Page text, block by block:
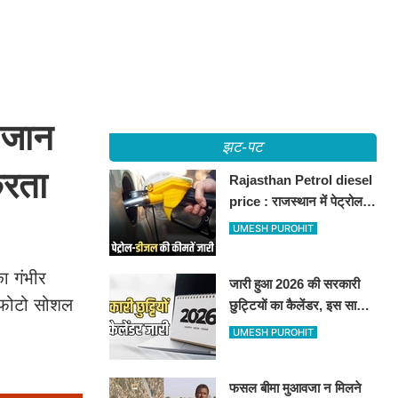
गंभीर
सोशल
झट-पट
Rajasthan Petrol diesel
price : राजस्थान में पेट्रोल-
डीजल की कीमतें जारी, जानिए
UMESH PUROHIT
जारी हुआ 2026 की सरकारी
छुट्टियों का कैलेंडर, इस साल
कई बार मिलेगा लगातार
UMESH PUROHIT
फसल बीमा मुआवजा न मिलने